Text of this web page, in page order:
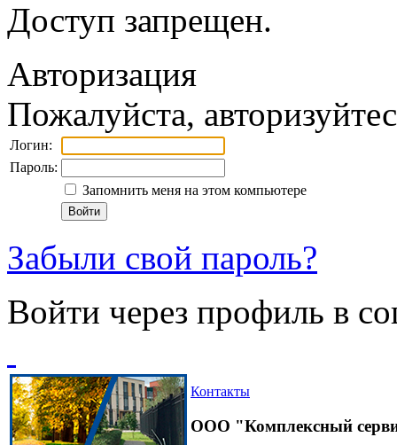
Доступ запрещен.
Авторизация
Пожалуйста,
Логин:
Пароль:
Запомнить меня на этом компьютере
Войти
Забыли свой пароль?
Войти через профиль в
Контакты
ООО "Комплексный